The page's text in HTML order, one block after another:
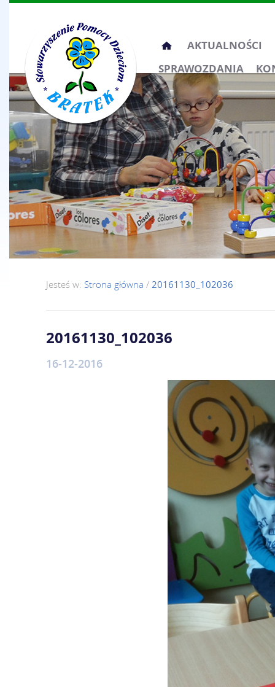
Przeskocz
do
treści
AKTUALNOŚCI
SPRAWOZDANIA
Jesteś w: Strona główna / 20161130_102036
20161130_102036
16-12-2016